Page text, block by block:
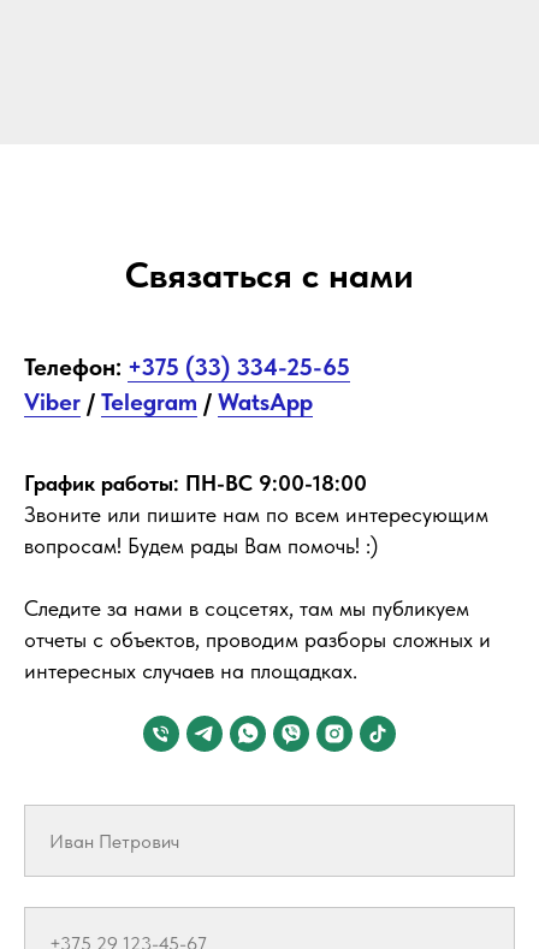
Связаться с нами
Телефон: +375 (33) 334-25-65
Viber / Telegram / WatsApp
График работы: ПН-ВС 9:00-18:00
Звоните или пишите нам по всем интересующим
вопросам! Будем рады Вам помочь! :)
Следите за нами в соцсетях, там мы публикуем
отчеты с объектов, проводим разборы сложных и
интересных случаев на площадках.